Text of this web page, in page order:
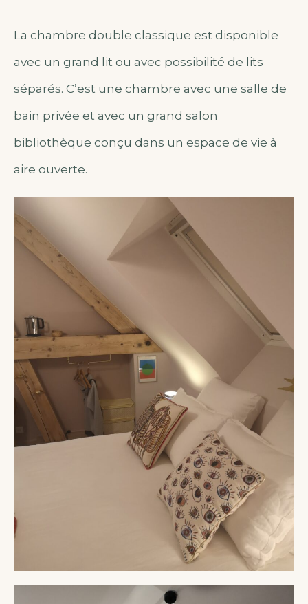
La chambre double classique est disponible
avec un grand lit ou avec possibilité de lits
séparés. C’est une chambre avec une salle de
bain privée et avec un grand salon
bibliothèque conçu dans un espace de vie à
aire ouverte.